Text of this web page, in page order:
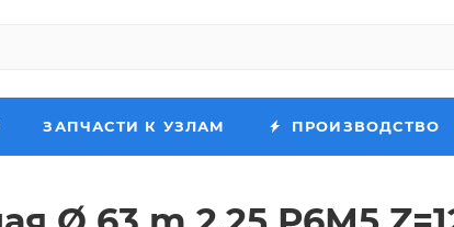
ЗАПЧАСТИ К УЗЛАМ ПРОИЗВОДСТВО